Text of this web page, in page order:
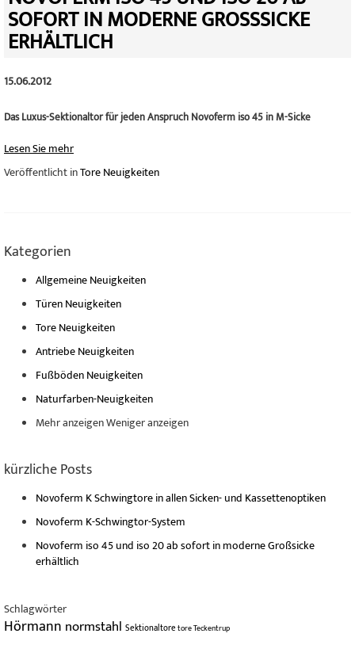
SOFORT IN MODERNE GROSSSICKE E
RHÄLTLICH
15.06.2012
Das Luxus-Sektionaltor für jeden Anspruch Novoferm iso 45 in M-Sicke
Lesen Sie mehr
Veröffentlicht inTore Neuigkeiten
Kategorien
Allgemeine Neuigkeiten
Türen Neuigkeiten
Tore Neuigkeiten
Antriebe Neuigkeiten
Fußböden Neuigkeiten
Naturfarben-Neuigkeiten
Mehr anzeigenWeniger anzeigen
kürzliche Posts
Novoferm K Schwingtore in allen Sicken- und Kassettenoptiken
Novoferm K-Schwingtor-System
Novoferm iso 45 und iso 20 ab sofort in moderne Großsicke
erhältlich
Schlagwörter
Hörmann normstahl SektionaltoretoreTeckentrup